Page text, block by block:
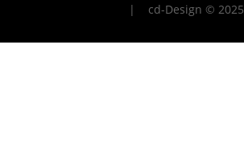
| cd-Design © 2025